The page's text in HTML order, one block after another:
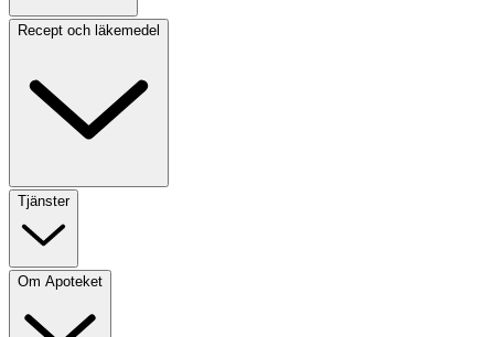
Recept och läkemedel
Tjänster
Om Apoteket